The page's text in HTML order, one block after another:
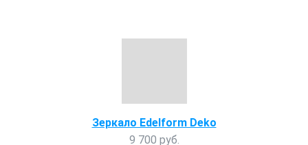
Зеркало Edelform Deko
9 700 руб.